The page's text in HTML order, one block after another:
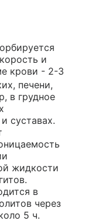
и
крови - 2-3
печени,
в грудное
суставах.
жидкости
в
через
5 ч.